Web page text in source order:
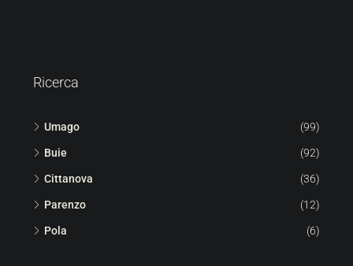
Ricerca
Umago (99)
Buie (92)
Cittanova (36)
Parenzo (12)
Pola (6)